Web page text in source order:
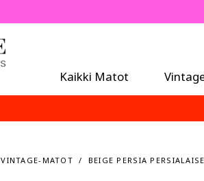
Kaikki Matot
MATOT BEIGE PERSIA